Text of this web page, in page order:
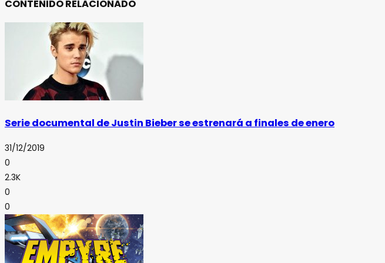
CONTENIDO RELACIONADO
Serie documental de Justin Bieber se estrenará a finales de enero
31/12/2019
0
2.3K
0
0